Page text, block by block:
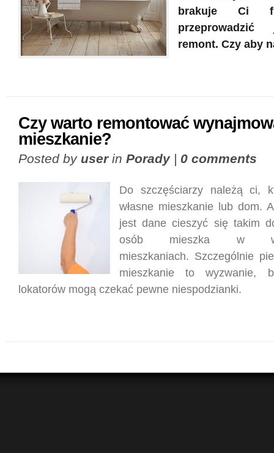
brakuje Ci
remont. Czy aby
Czy warto remontować
mieszkanie?
Posted by userin Porady| 0 comments
Do szczęściarzy należą ci,
własne mieszkanie lub dom.
jest dane cieszyć się takim
osób mieszka w
mieszkaniach. Szczególnie
mieszkanie to wyzwanie,
lokatorów mogą czekać pewne niespodzianki.